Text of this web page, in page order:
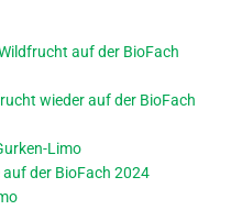
auf der BioFach
wieder auf der BioFach
Limo
der BioFach 2024